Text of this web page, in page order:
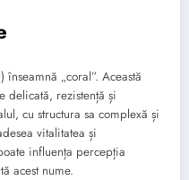
„coral”. Această
delicată, rezistență și
cu structura sa complexă și
vitalitatea și
influența percepția
acest nume.